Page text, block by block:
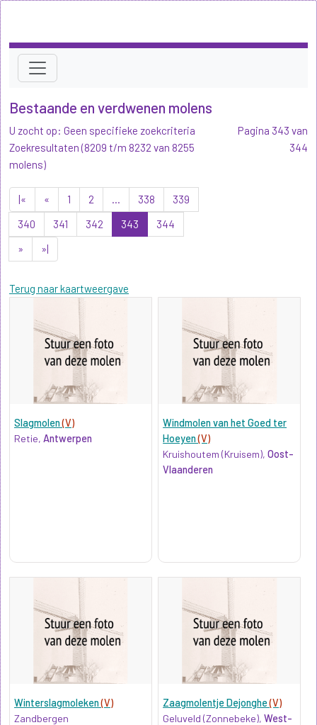
Bestaande en verdwenen molens
U zocht op: Geen specifieke zoekcriteria
Zoekresultaten (8209 t/m 8232 van 8255
molens)
|« « 1 2 ... 338
339
340
341 342 343
344
»
»|
Terug naar kaartweergave
Pagina 343 van
344
Slagmolen(V)
Retie, Antwerpen
Windmolen van het Goed ter
Hoeyen(V)
Kruishoutem (Kruisem),Oost-
Vlaanderen
Winterslagmoleken(V)
Zandbergen
Zaagmolentje Dejonghe(V)
Geluveld (Zonnebeke),West-